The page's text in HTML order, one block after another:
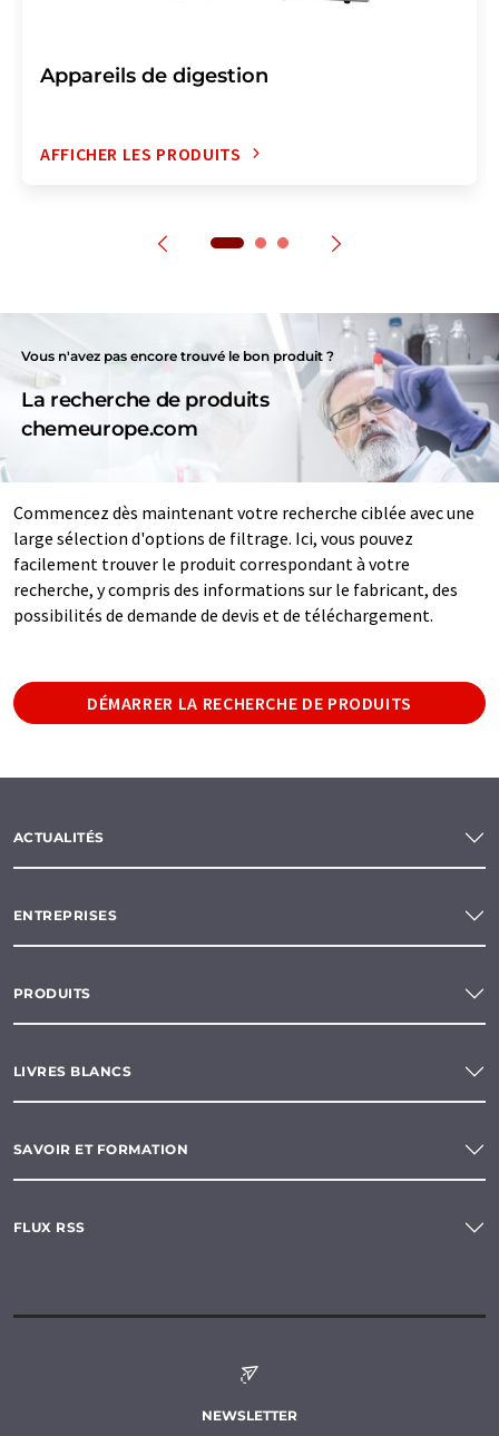
Appareils de digestion
AFFICHER LES PRODUITS
Vous n'avez pas encore trouvé le bon produit ?
La recherche de produits
chemeurope.com
Commencez dès maintenant votre recherche ciblée avec une
large sélection d'options de filtrage. Ici, vous pouvez
facilement trouver le produit correspondant à votre
recherche, y compris des informations sur le fabricant, des
possibilités de demande de devis et de téléchargement.
DÉMARRER LA RECHERCHE DE PRODUITS
ACTUALITÉS
ENTREPRISES
PRODUITS
LIVRES BLANCS
SAVOIR ET FORMATION
FLUX RSS
NEWSLETTER